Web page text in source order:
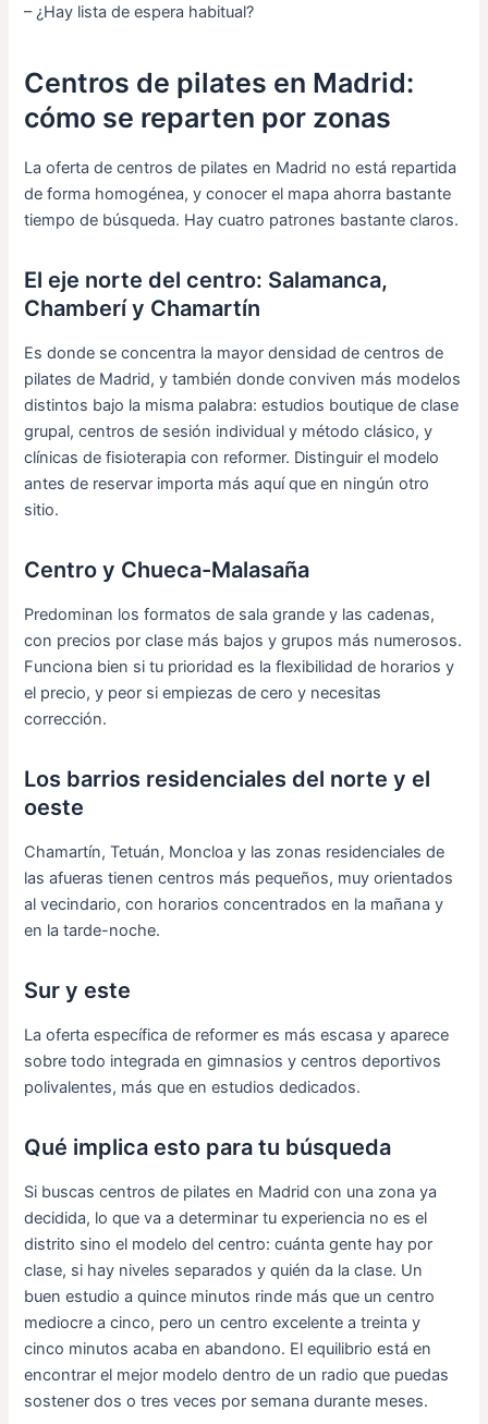
– ¿Hay lista de espera habitual?
Centros de pilates en Madrid:
cómo se reparten por zonas
La oferta de centros de pilates en Madrid no está repartida
de forma homogénea, y conocer el mapa ahorra bastante
tiempo de búsqueda. Hay cuatro patrones bastante claros.
El eje norte del centro: Salamanca,
Chamberí y Chamartín
Es donde se concentra la mayor densidad de centros de
pilates de Madrid, y también donde conviven más modelos
distintos bajo la misma palabra: estudios boutique de clase
grupal, centros de sesión individual y método clásico, y
clínicas de fisioterapia con reformer. Distinguir el modelo
antes de reservar importa más aquí que en ningún otro
sitio.
Centro y Chueca-Malasaña
Predominan los formatos de sala grande y las cadenas,
con precios por clase más bajos y grupos más numerosos.
Funciona bien si tu prioridad es la flexibilidad de horarios y
el precio, y peor si empiezas de cero y necesitas
corrección.
Los barrios residenciales del norte y el
oeste
Chamartín, Tetuán, Moncloa y las zonas residenciales de
las afueras tienen centros más pequeños, muy orientados
al vecindario, con horarios concentrados en la mañana y
en la tarde-noche.
Sur y este
La oferta específica de reformer es más escasa y aparece
sobre todo integrada en gimnasios y centros deportivos
polivalentes, más que en estudios dedicados.
Qué implica esto para tu búsqueda
Si buscas centros de pilates en Madrid con una zona ya
decidida, lo que va a determinar tu experiencia no es el
distrito sino el modelo del centro: cuánta gente hay por
clase, si hay niveles separados y quién da la clase. Un
buen estudio a quince minutos rinde más que un centro
mediocre a cinco, pero un centro excelente a treinta y
cinco minutos acaba en abandono. El equilibrio está en
encontrar el mejor modelo dentro de un radio que puedas
sostener dos o tres veces por semana durante meses.